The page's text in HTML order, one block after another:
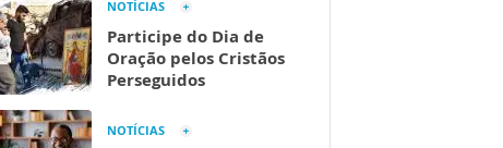
NOTÍCIAS
Participe do Dia de
Oração pelos Cristãos
Perseguidos
NOTÍCIAS